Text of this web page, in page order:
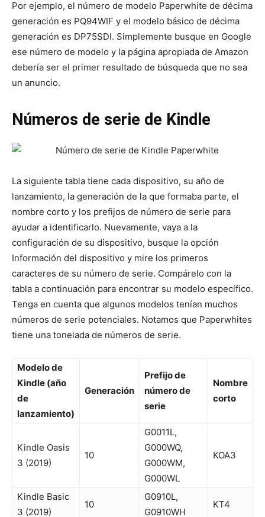
Por ejemplo, el número de modelo Paperwhite de décima
generación es PQ94WIF y el modelo básico de décima
generación es DP75SDI. Simplemente busque en Google
ese número de modelo y la página apropiada de Amazon
debería ser el primer resultado de búsqueda que no sea
un anuncio.
Números de serie de Kindle
La siguiente tabla tiene cada dispositivo, su año de
lanzamiento, la generación de la que formaba parte, el
nombre corto y los prefijos de número de serie para
ayudar a identificarlo. Nuevamente, vaya a la
configuración de su dispositivo, busque la opción
Información del dispositivo y mire los primeros
caracteres de su número de serie. Compárelo con la
tabla a continuación para encontrar su modelo específico.
Tenga en cuenta que algunos modelos tenían muchos
números de serie potenciales. Notamos que Paperwhites
tiene una tonelada de números de serie.
Modelo de
Kindle (año
de
lanzamiento)
Generación
Prefijo de
número de
serie
Nombre
corto
Kindle Oasis
3 (2019)
10
G0011L,
G000WQ,
G000WM,
G000WL
KOA3
Kindle Basic
3 (2019)
10
G0910L,
G0910WH
KT4